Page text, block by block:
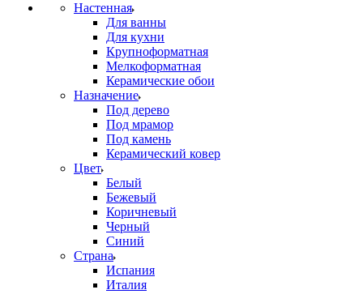
Настенная
Для ванны
Для кухни
Крупноформатная
Мелкоформатная
Керамические обои
Назначение
Под дерево
Под мрамор
Под камень
Керамический ковер
Цвет
Белый
Бежевый
Коричневый
Черный
Синий
Страна
Испания
Италия